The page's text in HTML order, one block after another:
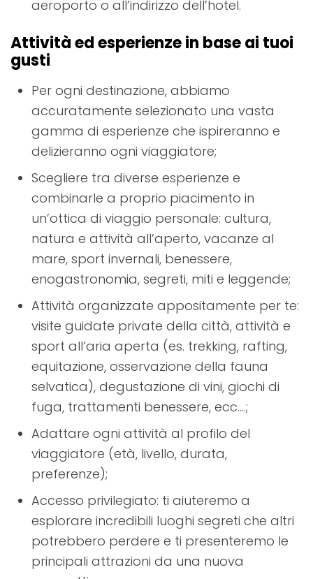
aeroporto o all’indirizzo dell’hotel.
Attività ed esperienze in base ai tuoi
gusti
Per ogni destinazione, abbiamo
accuratamente selezionato una vasta
gamma di esperienze che ispireranno e
delizieranno ogni viaggiatore;
Scegliere tra diverse esperienze e
combinarle a proprio piacimento in
un’ottica di viaggio personale: cultura,
natura e attività all’aperto, vacanze al
mare, sport invernali, benessere,
enogastronomia, segreti, miti e leggende;
Attività organizzate appositamente per te:
visite guidate private della città, attività e
sport all’aria aperta (es. trekking, rafting,
equitazione, osservazione della fauna
selvatica), degustazione di vini, giochi di
fuga, trattamenti benessere, ecc.…;
Adattare ogni attività al profilo del
viaggiatore (età, livello, durata,
preferenze);
Accesso privilegiato: ti aiuteremo a
esplorare incredibili luoghi segreti che altri
potrebbero perdere e ti presenteremo le
principali attrazioni da una nuova